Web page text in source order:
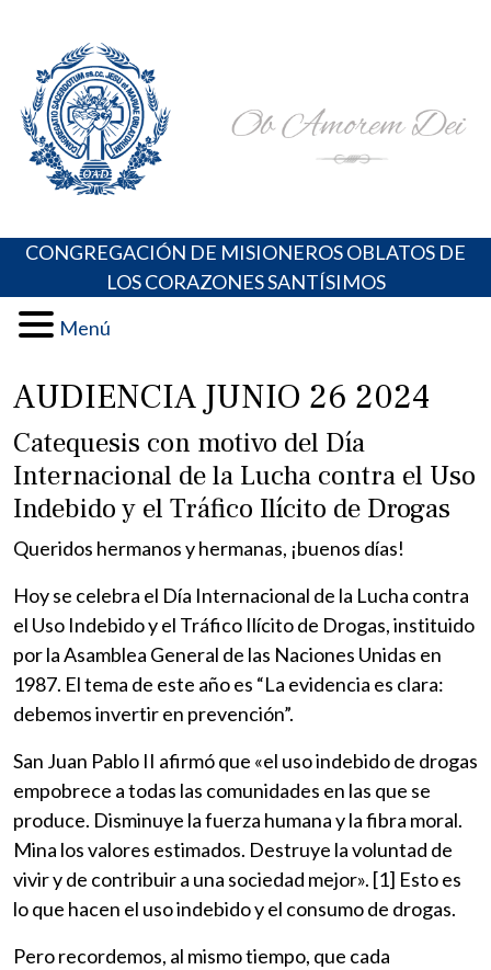
content
Portal de los Padres Oblatos. Advocaciones Marianas,
Oraciones, Música religiosa y más
CONGREGACIÓN DE MISIONEROS OBLATOS DE
LOS CORAZONES SANTÍSIMOS
Menú
AUDIENCIA JUNIO 26 2024
Catequesis con motivo del Día
Internacional de la Lucha contra el Uso
Indebido y el Tráfico Ilícito de Drogas
Queridos hermanos y hermanas, ¡buenos días!
Hoy se celebra el Día Internacional de la Lucha contra
el Uso Indebido y el Tráfico Ilícito de Drogas, instituido
por la Asamblea General de las Naciones Unidas en
1987. El tema de este año es “La evidencia es clara:
debemos invertir en prevención”.
San Juan Pablo II afirmó que «el uso indebido de drogas
empobrece a todas las comunidades en las que se
produce. Disminuye la fuerza humana y la fibra moral.
Mina los valores estimados. Destruye la voluntad de
vivir y de contribuir a una sociedad mejor». [1] Esto es
lo que hacen el uso indebido y el consumo de drogas.
Pero recordemos, al mismo tiempo, que cada